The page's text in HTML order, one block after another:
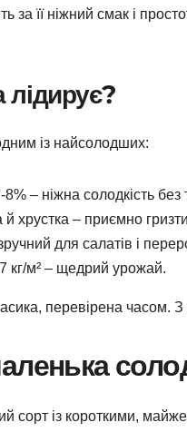
за її ніжний смак і
із найсолодших:
8% – ніжна солодкість без
хрустка – приємно
для салатів і
кг/м² – щедрий урожай.
перевірена часом.
сорт із короткими,